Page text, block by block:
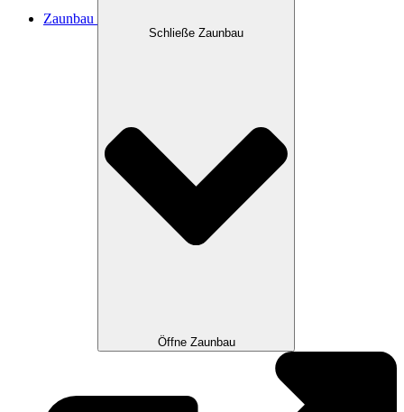
Zaunbau
Schließe Zaunbau
Öffne Zaunbau